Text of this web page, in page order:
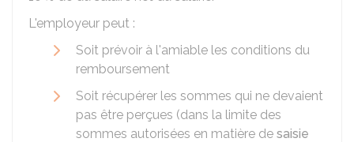
L'employeur peut :
Soit prévoir à l'amiable les conditions du
remboursement
Soit récupérer les sommes qui ne devaient
pas être perçues (dans la limite des
sommes autorisées en matière de saisie